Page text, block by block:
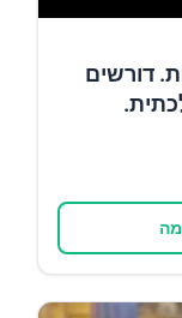
דורשים